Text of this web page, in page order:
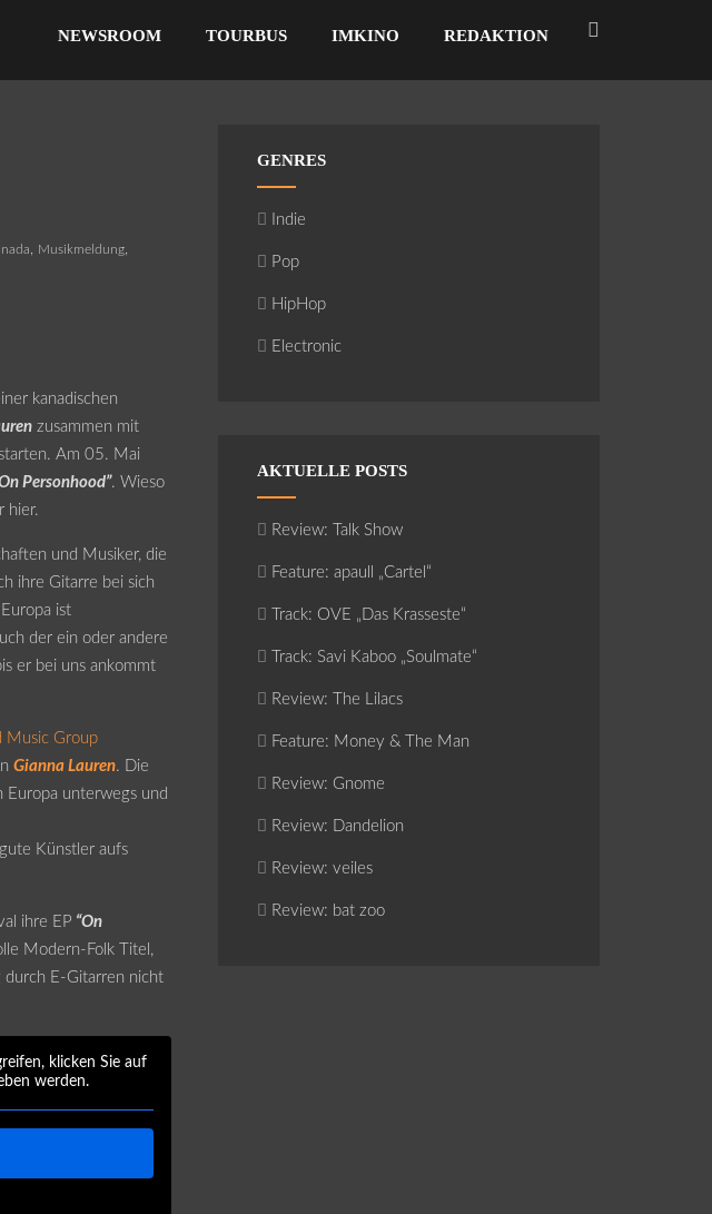
NEWSROOM TOURBUS IMKINO REDAKTION
, Musikmeldung,
kanadischen
zusammen mit
Am 05. Mai
Personhood”. Wieso
hier.
und Musiker, die
ihre Gitarre bei sich
ist
der ein oder andere
er bei uns ankommt
Music Group
Gianna Lauren. Die
Europa unterwegs und
Künstler aufs
ihre EP “On
Modern-Folk Titel,
durch E-Gitarren nicht
klicken Sie auf
werden.
GENRES
Indie
Pop
HipHop
Electronic
AKTUELLE POSTS
Review: Talk Show
Feature: apaull „Cartel“
Track: OVE „Das Krasseste“
Track: Savi Kaboo „Soulmate“
Review: The Lilacs
Feature: Money & The Man
Review: Gnome
Review: Dandelion
Review: veiles
Review: bat zoo